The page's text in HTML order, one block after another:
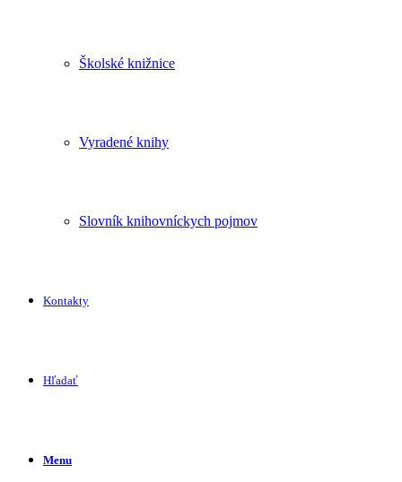
Školské knižnice
Vyradené knihy
Slovník knihovníckych pojmov
Kontakty
Hľadať
Menu